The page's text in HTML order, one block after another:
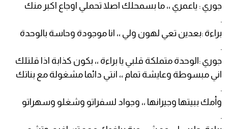
جوري : ياعمري ،، ما بسمحلك اصلا تحملي اوجاع اكبر منك
.
براءة :بعدين تعي لهون ولي ،، انا موجودة وحاسة بالوحدة
.
جوري :الوحدة متملكة قلبي يا براءة ،، بكون كذابة اذا قلتلك
اني مبسوطة وعايشة تمام ،، انتي دائما مشغولة مع بناتك
.
وأمك ببيتها وجيرانها ،، وجواد لسفراتو وشغلو وسهراتو
.